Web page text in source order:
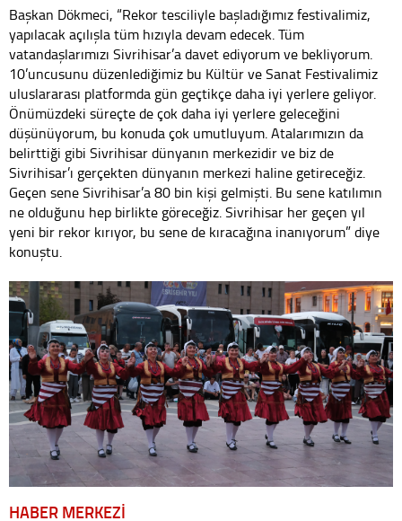
Başkan Dökmeci, “Rekor tesciliyle başladığımız festivalimiz,
yapılacak açılışla tüm hızıyla devam edecek. Tüm
vatandaşlarımızı Sivrihisar’a davet ediyorum ve bekliyorum.
10’uncusunu düzenlediğimiz bu Kültür ve Sanat Festivalimiz
uluslararası platformda gün geçtikçe daha iyi yerlere geliyor.
Önümüzdeki süreçte de çok daha iyi yerlere geleceğini
düşünüyorum, bu konuda çok umutluyum. Atalarımızın da
belirttiği gibi Sivrihisar dünyanın merkezidir ve biz de
Sivrihisar’ı gerçekten dünyanın merkezi haline getireceğiz.
Geçen sene Sivrihisar’a 80 bin kişi gelmişti. Bu sene katılımın
ne olduğunu hep birlikte göreceğiz. Sivrihisar her geçen yıl
yeni bir rekor kırıyor, bu sene de kıracağına inanıyorum” diye
konuştu.
HABER MERKEZİ